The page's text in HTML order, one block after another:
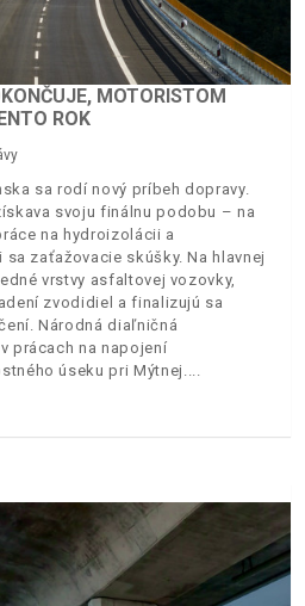
MOTORISTOM
ROK
sa rodí nový príbeh dopravy.
svoju finálnu podobu – na
na hydroizolácii a
zaťažovacie skúšky. Na hlavnej
vrstvy asfaltovej vozovky,
zvodidiel a finalizujú sa
Národná diaľničná
prácach na napojení
úseku pri Mýtnej.